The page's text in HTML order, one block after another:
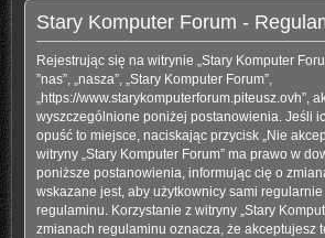
Stary Komputer Forum -
Rejestrując się na witrynie „Stary Komputer
”nas”, „nasza”, „Stary Komputer Forum”,
„https://www.starykomputerforum.piteusz.ovh”,
wyszczególnione poniżej postanowienia. Jeśli
opuść to miejsce, naciskając przycisk „Nie
witryny „Stary Komputer Forum” ma prawo w
poniższe postanowienia, informując cię o
wskazane jest, aby użytkownicy sami
regulaminu. Korzystanie z witryny „Stary
zmianach regulaminu oznacza, że akceptujesz